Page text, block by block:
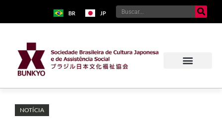
BR JP
NOTÍCIA